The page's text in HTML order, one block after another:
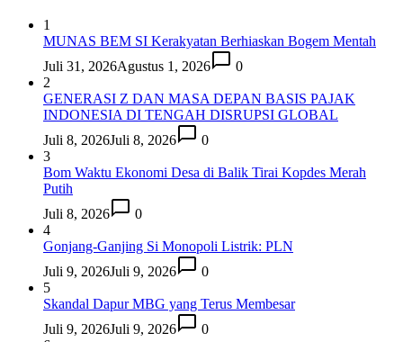
1
MUNAS BEM SI Kerakyatan Berhiaskan Bogem Mentah
Juli 31, 2026Agustus 1, 2026
0
2
GENERASI Z DAN MASA DEPAN BASIS PAJAK
INDONESIA DI TENGAH DISRUPSI GLOBAL
Juli 8, 2026Juli 8, 2026
0
3
Bom Waktu Ekonomi Desa di Balik Tirai Kopdes Merah
Putih
Juli 8, 2026
0
4
Gonjang-Ganjing Si Monopoli Listrik: PLN
Juli 9, 2026Juli 9, 2026
0
5
Skandal Dapur MBG yang Terus Membesar
Juli 9, 2026Juli 9, 2026
0